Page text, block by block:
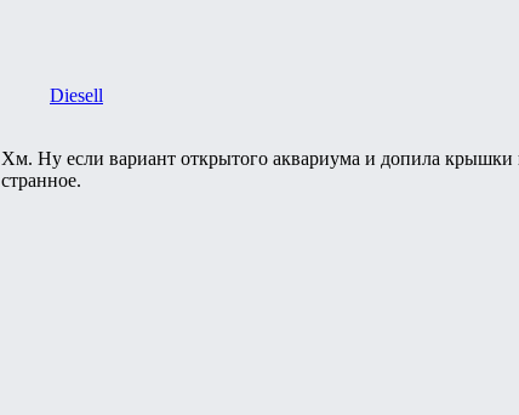
Diesell
Хм. Ну если вариант открытого аквариума и допила
странное.